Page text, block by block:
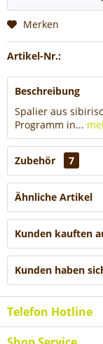
Merken
Artikel-Nr.:
Beschreibung
Spalier aus
Programm in...
Zubehör 7
Ähnliche Artikel
Kunden kauften
Kunden haben
Telefon Hotline